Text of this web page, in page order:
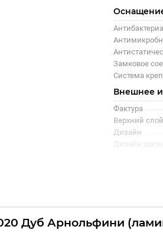
Замковое
Система
Внешнее
Фактура
Верхний слой
Дизайн
Дизайн
Дуб Арнольфини